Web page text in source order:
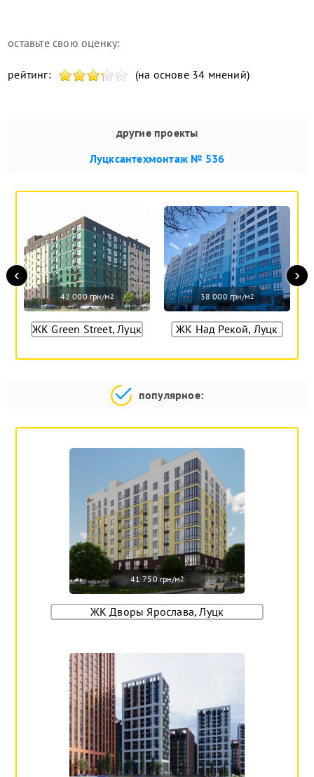
оставьте свою оценку:
рейтинг: (на основе 34 мнений)
другие проекты
Луцксантехмонтаж № 536
42 000 грн/м2
ЖК Green Street, Луцк
38 000 грн/м2
ЖК Над Рекой, Луцк
‹ ›
популярное:
41 750 грн/м2
ЖК Дворы Ярослава, Луцк